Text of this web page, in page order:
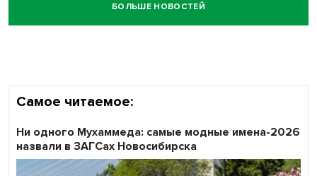
БОЛЬШЕ НОВОСТЕЙ
Самое читаемое:
Ни одного Мухаммеда: самые модные имена-2026
назвали в ЗАГСах Новосибирска